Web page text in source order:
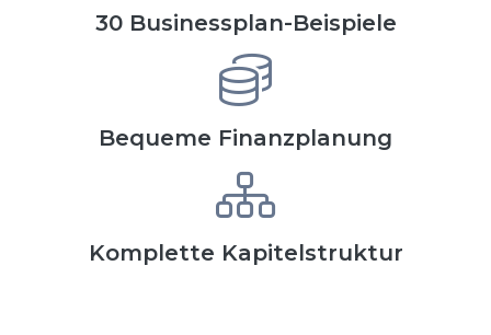
30 Businessplan-Beispiele
Bequeme Finanzplanung
Komplette Kapitelstruktur